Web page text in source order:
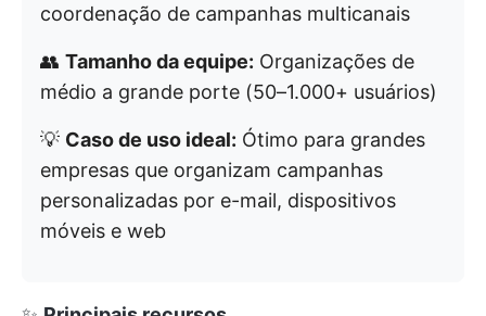
coordenação de campanhas multicanais
👥 Tamanho da equipe: Organizações de
médio a grande porte (50–1.000+ usuários)
💡 Caso de uso ideal: Ótimo para grandes
empresas que organizam campanhas
personalizadas por e-mail, dispositivos
móveis e web